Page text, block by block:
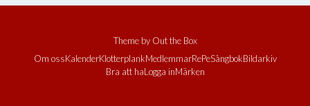
Theme by Out the Box
Om ossKalenderKlotterplankMedlemmarRePeSångbokBildarkiv
Bra att haLogga inMärken